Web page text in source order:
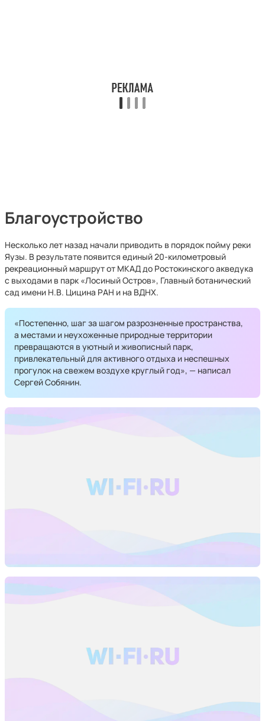
Благоустройство
Несколько лет назад начали приводить в порядок пойму реки
Яузы. В результате появится единый 20-километровый
рекреационный маршрут от МКАД до Ростокинского акведука
с выходами в парк «Лосиный Остров», Главный ботанический
сад имени Н.В. Цицина РАН и на ВДНХ.
«Постепенно, шаг за шагом разрозненные пространства,
а местами и неухоженные природные территории
превращаются в уютный и живописный парк,
привлекательный для активного отдыха и неспешных
прогулок на свежем воздухе круглый год», — написал
Сергей Собянин.